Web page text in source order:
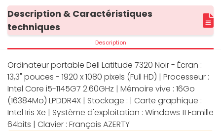
Description & Caractéristiques
techniques
Description
Ordinateur portable Dell Latitude 7320 Noir - Écran :
13,3" pouces - 1920 x 1080 pixels (Full HD) | Processeur :
Intel Core i5-1145G7 2.60GHz | Mémoire vive : 16Go
(16384Mo) LPDDR4X | Stockage : | Carte graphique :
Intel Iris Xe | Système d'exploitation : Windows 11 Famille
64bits | Clavier : Français AZERTY